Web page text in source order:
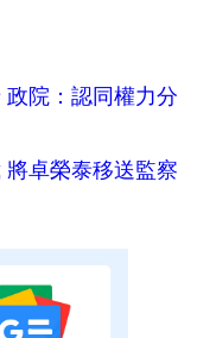
院：認同權力分
卓榮泰移送監察